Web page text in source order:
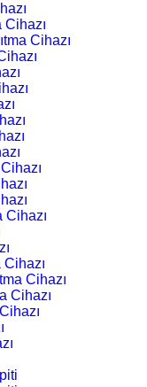
Cihazı
Cihazı
Cihazı
Cihazı
Cihazı